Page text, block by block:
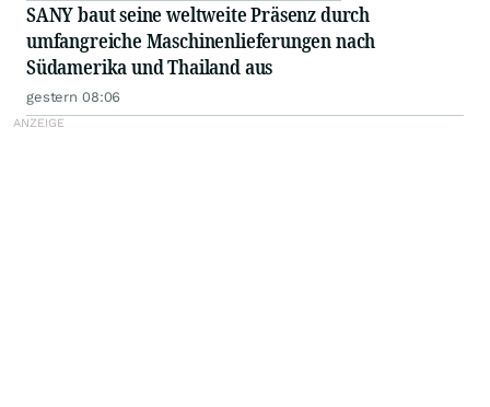
SANY baut seine weltweite Präsenz durch
umfangreiche Maschinenlieferungen nach
Südamerika und Thailand aus
gestern 08:06